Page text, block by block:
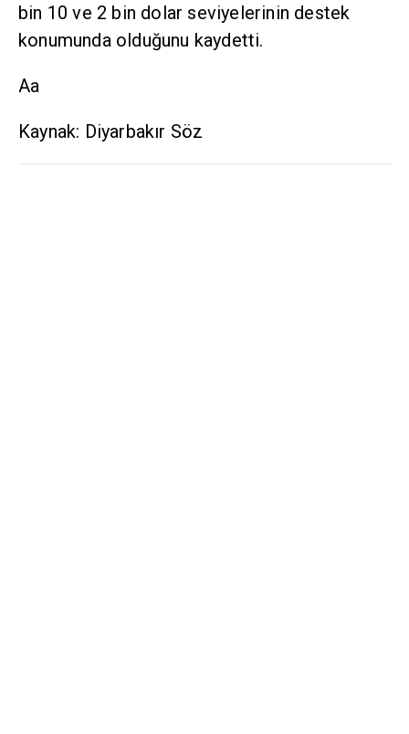
bin 10 ve 2 bin dolar seviyelerinin destek
konumunda olduğunu kaydetti.
Aa
Kaynak: Diyarbakır Söz